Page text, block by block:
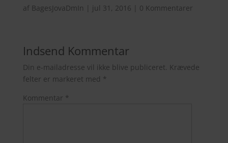
af BagesJovaDmIn jul 31, 2016 0 Kommentarer
Indsend Kommentar
Din e-mailadresse vil ikke blive publiceret. Krævede
felter er markeret med *
Kommentar *